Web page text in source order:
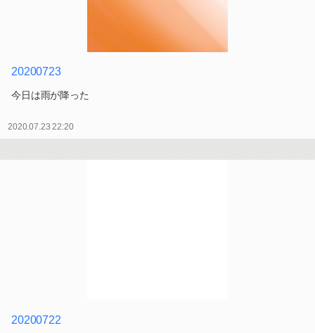
20200723
今日は雨が降った
2020.07.23 22:20
20200722